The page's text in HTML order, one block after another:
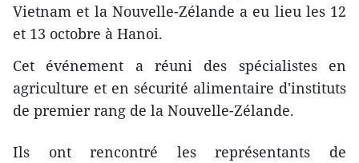
Vietnam et la Nouvelle-Zélande a eu lieu les 12
et 13 octobre à Hanoi.
Cet événement a réuni ​des spécialistes ​en
agriculture et ​en sécurité alimentaire d'instituts
de premier rang de la Nouvelle-Zélande.
Ils ont rencontré les représentants de